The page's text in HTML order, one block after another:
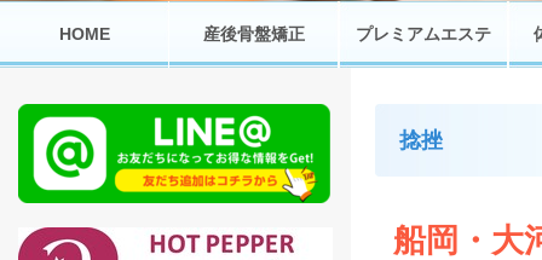
HOME 産後骨盤矯正 プレミアムエステ
捻挫
船岡・大